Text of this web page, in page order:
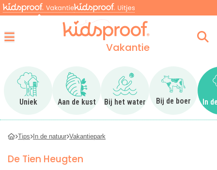
Vakantie
Uniek
Ga naar Uniek
Aan de kust
Ga naar Aan de kust
Bij het water
Ga naar Bij het water
Bij de boer
Ga naar Bij
In
Tips In de natuur Vakantiepark
De Tien Heugten